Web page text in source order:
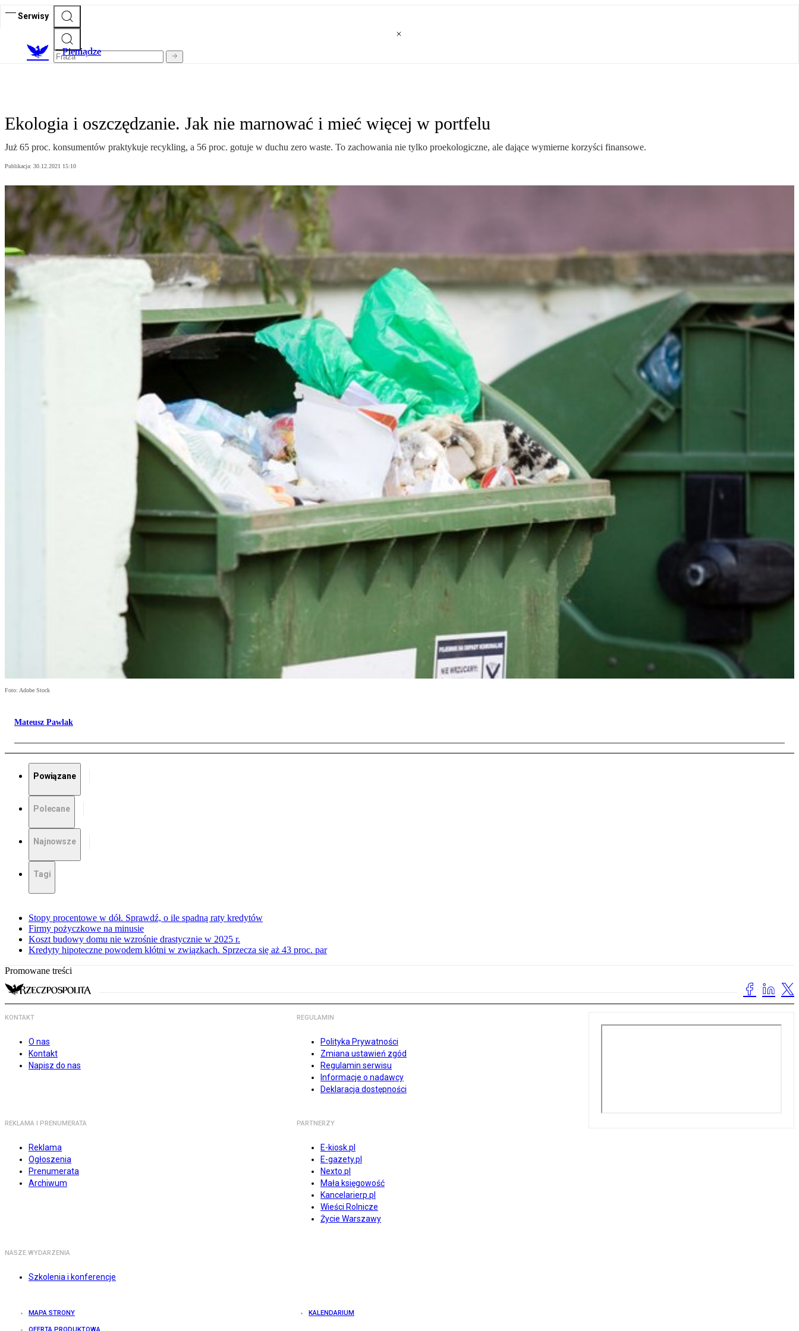
Serwisy
Pieniądze
Ekologia i oszczędzanie. Jak nie marnować i mieć więcej w portfelu
Już 65 proc. konsumentów praktykuje recykling, a 56 proc. gotuje w duchu zero waste. To zachowania nie tylko proekologiczne, ale dające wymierne korzyści finansowe.
Publikacja: 30.12.2021 15:10
Foto: Adobe Stock
Mateusz Pawlak
Powiązane
Polecane
Najnowsze
Tagi
Stopy procentowe w dół. Sprawdź, o ile spadną raty kredytów
Firmy pożyczkowe na minusie
Koszt budowy domu nie wzrośnie drastycznie w 2025 r.
Kredyty hipoteczne powodem kłótni w związkach. Sprzecza się aż 43 proc. par
Promowane treści
KONTAKT
O nas
Kontakt
Napisz do nas
REGULAMIN
Polityka Prywatności
Zmiana ustawień zgód
Regulamin serwisu
Informacje o nadawcy
Deklaracja dostępności
REKLAMA I PRENUMERATA
Reklama
Ogłoszenia
Prenumerata
Archiwum
PARTNERZY
E-kiosk.pl
E-gazety.pl
Nexto.pl
Mała księgowość
Kancelarierp.pl
Wieści Rolnicze
Życie Warszawy
NASZE WYDARZENIA
Szkolenia i konferencje
MAPA STRONY KALENDARIUM